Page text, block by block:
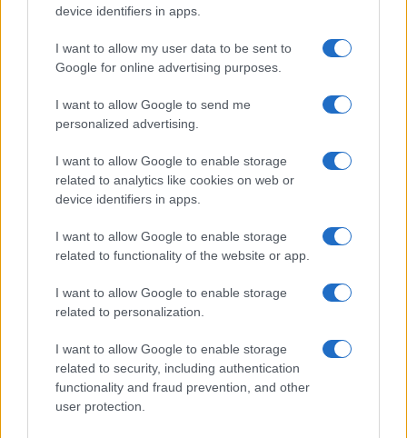
device identifiers in apps.
I want to allow my user data to be sent to
Google for online advertising purposes.
I want to allow Google to send me
personalized advertising.
I want to allow Google to enable storage
related to analytics like cookies on web or
device identifiers in apps.
I want to allow Google to enable storage
related to functionality of the website or app.
I want to allow Google to enable storage
related to personalization.
I want to allow Google to enable storage
related to security, including authentication
functionality and fraud prevention, and other
user protection.
Tranquilli, null’altro che una piccola vendetta
Riccardo Ruggeri, 18 ottobre 2017
#MATTEO SALVINI
#PD
#SILVIO BERLUSCONI
#WEINSTEIN
#XI
Commenta per primo
SEDUTE SATIRICHE